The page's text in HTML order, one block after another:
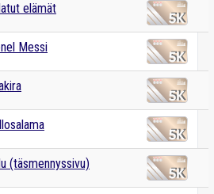
elämät
Messi
(täsmennyssivu)